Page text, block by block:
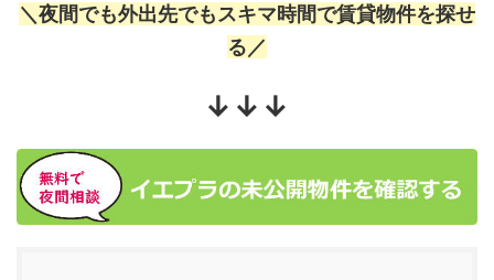
＼夜間でも外出先でもスキマ時間で賃貸物件を探せ
る／
↓↓↓